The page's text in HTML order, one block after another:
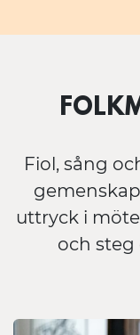
Fiol, sång
uttryck i
och